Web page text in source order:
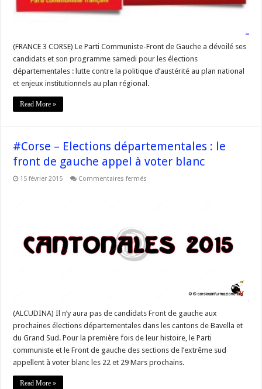
cantons
(FRANCE 3 CORSE) Le Parti Communiste-Front de Gauche a dévoilé ses
candidats et son programme samedi pour les élections
départementales : lutte contre la politique d’austérité au plan national
et enjeux institutionnels au plan régional.
Read More »
#Corse – Elections départementales : le
front de gauche appel à voter blanc
15 février 2015 Commentaires fermés
de
gauche
appel
(ALCUDINA) Il n’y aura pas de candidats Front de gauche aux
prochaines élections départementales dans les cantons de Bavella et
du Grand Sud. Pour la première fois de leur histoire, le Parti
communiste et le Front de gauche des sections de l’extrême sud
appellent à voter blanc les 22 et 29 Mars prochains.
Read More »